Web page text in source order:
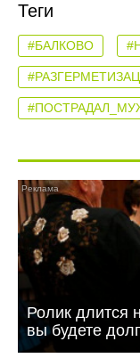
Теги
#БАЛКОВО
Ролик длится
вы будете